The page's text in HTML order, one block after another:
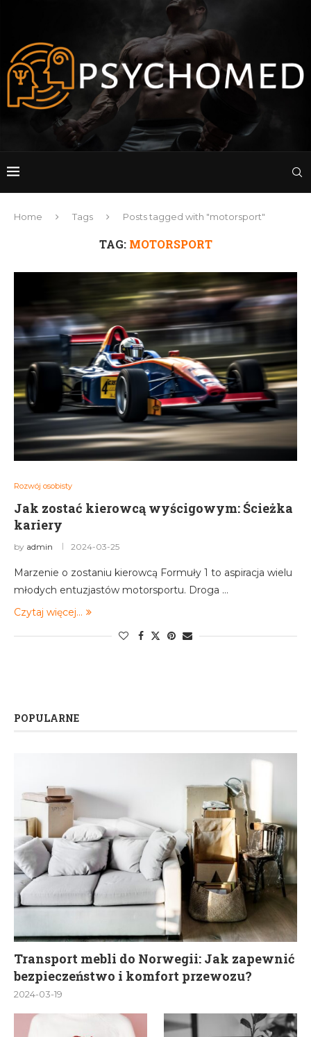
Home Tags Posts tagged with "motorsport"
TAG: MOTORSPORT
Rozwój osobisty
Jak zostać kierowcą wyścigowym: Ścieżka
kariery
by admin 2024-03-25
Marzenie o zostaniu kierowcą Formuły 1 to aspiracja wielu
młodych entuzjastów motorsportu. Droga …
Czytaj więcej...
POPULARNE
Transport mebli do Norwegii: Jak zapewnić
bezpieczeństwo i komfort przewozu?
2024-03-19